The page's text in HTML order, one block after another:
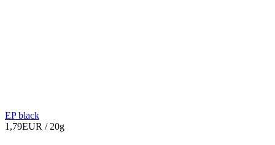
EP black
1,79EUR / 20g